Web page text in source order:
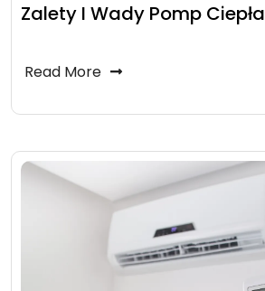
Zalety I Wady Pomp Ciepła
Read More